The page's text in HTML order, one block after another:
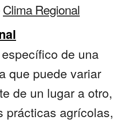
Clima Regional
de una
que puede variar
de un lugar a otro,
prácticas agrícolas,